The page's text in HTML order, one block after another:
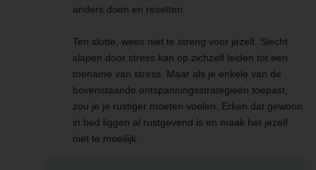
anders doen en resetten.
Ten slotte, wees niet te streng voor jezelf. Slecht
slapen door stress kan op zichzelf leiden tot een
toename van stress. Maar als je enkele van de
bovenstaande ontspanningsstrategieën toepast,
zou je je rustiger moeten voelen. Erken dat gewoon
in bed liggen al rustgevend is en maak het jezelf
niet te moeilijk.